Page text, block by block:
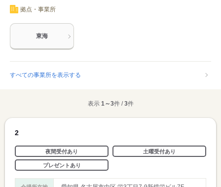
拠点・事業所
東海
すべての事業所を表示する
表示 1～3件 /3件
2
夜間受付あり 土曜受付あり
プレゼントあり